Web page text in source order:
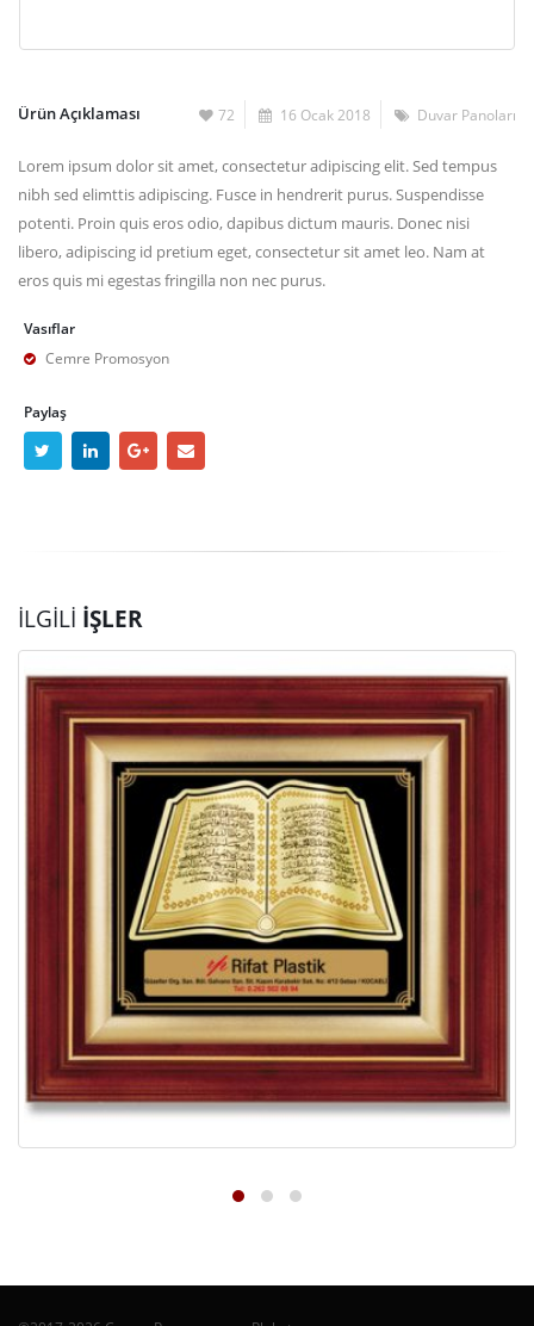
Ürün Açıklaması 72 16 Ocak 2018 Duvar Panoları
Lorem ipsum dolor sit amet, consectetur adipiscing elit. Sed tempus
nibh sed elimttis adipiscing. Fusce in hendrerit purus. Suspendisse
potenti. Proin quis eros odio, dapibus dictum mauris. Donec nisi
libero, adipiscing id pretium eget, consectetur sit amet leo. Nam at
eros quis mi egestas fringilla non nec purus.
Vasıflar
Cemre Promosyon
Paylaş
İLGILI İŞLER